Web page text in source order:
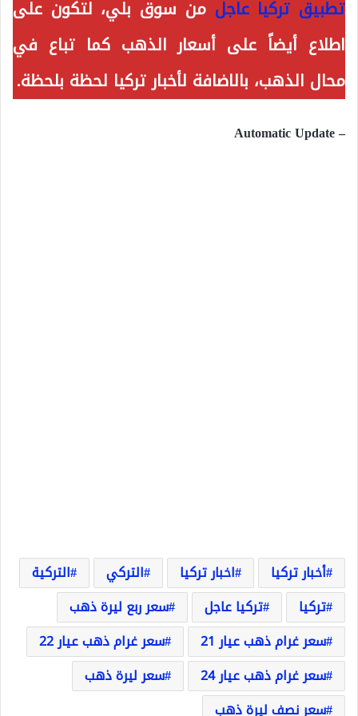
تطبيق تركيا عاجل من سوق بلي، لتكون على
اطلاع أيضاً على أسعار الذهب كما تباع في
محال الذهب، بالاضافة لأخبار تركيا لحظة بلحظة.
– Automatic Update
أخبار تركيا اخبار تركيا التركي
التركية
تركيا
تركيا عاجل
سعر ربع ليرة ذهب
سعر غرام ذهب عيار 21
سعر غرام ذهب عيار 22
سعر غرام ذهب عيار 24
سعر ليرة ذهب
سعر نصف ليرة ذهب